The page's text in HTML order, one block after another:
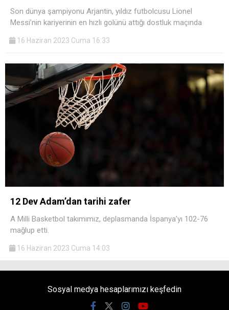
Son dünya şampiyonu Arjantin, yıldız futbolcusu Lionel
Messi’nin kariyerinin en hızlı golünü attığı dostluk maçında
16 Haziran 2023 Cuma 16:33
12 Dev Adam’dan tarihi zafer
A Milli Basketbol takımımız, deplasmanda İspanya'yı 102-76
mağlup etti.
16 Haziran 2023 Cuma 14:03
Sosyal medya hesaplarımızı keşfedin